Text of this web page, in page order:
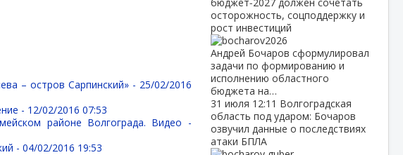
– остров Сарпинский» - 25/02/2016
- 12/02/2016 07:53
районе Волгограда. Видео -
-04/02/2016 19:53
осторожность, соцподдержку и
рост инвестиций
Андрей Бочаров сформулировал
задачи по формированию и
исполнению областного
бюджета на…
31 июля 12:11 Волгоградская
область под ударом: Бочаров
озвучил данные о последствиях
атаки БПЛА